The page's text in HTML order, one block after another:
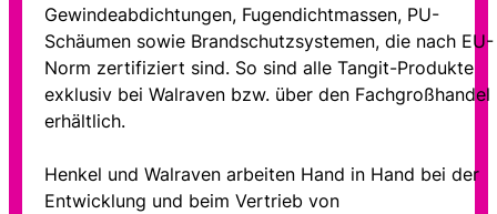
Gewindeabdichtungen, Fugendichtmassen, PU-
Schäumen sowie Brandschutzsystemen, die nach EU-
Norm zertifiziert sind. So sind alle Tangit-Produkte
exklusiv bei Walraven bzw. über den Fachgroßhandel
erhältlich.
Henkel und Walraven arbeiten Hand in Hand bei der
Entwicklung und beim Vertrieb von